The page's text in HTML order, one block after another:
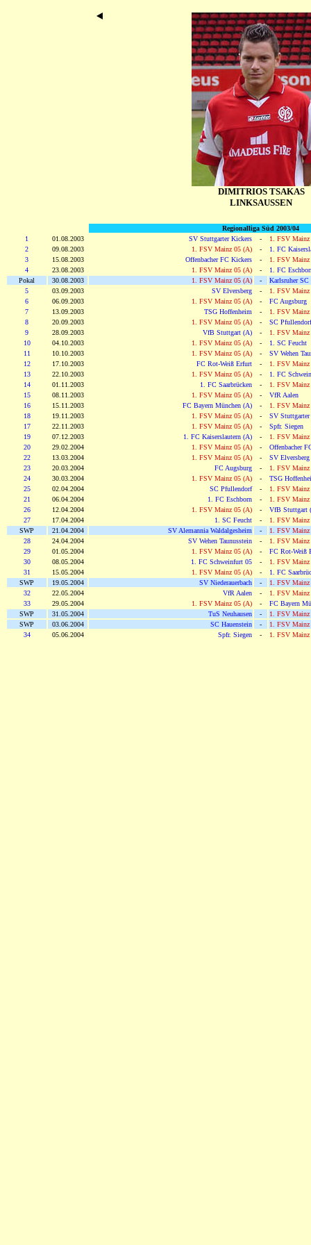
DIMITRIOS TSAKAS
LINKSAUSSEN
Regionalliga Süd 2003/04
1
01.08.2003 SV Stuttgarter Kickers -
1. FSV
2
09.08.2003 1. FSV Mainz 05 (A) -
1. FC
3
15.08.2003 Offenbacher FC Kickers -
1. FSV
4
23.08.2003 1. FSV Mainz 05 (A) -
1. FC
Pokal
30.08.2003 1. FSV Mainz 05 (A) -
Karlsruher SC
5
03.09.2003 SV Elversberg -
1. FSV
6
06.09.2003 1. FSV Mainz 05 (A) -
FC Augsburg
7
13.09.2003 TSG Hoffenheim -
1. FSV
8
20.09.2003 1. FSV Mainz 05 (A) -
SC Pfullendorf
9
28.09.2003 VfB Stuttgart (A) -
1. FSV
10
04.10.2003 1. FSV Mainz 05 (A) -
1. SC Feucht
11
10.10.2003 1. FSV Mainz 05 (A) -
SV Wehen
12
17.10.2003 FC Rot-Weiß Erfurt -
1. FSV
13
22.10.2003 1. FSV Mainz 05 (A) -
1. FC
14
01.11.2003 1. FC Saarbrücken -
1. FSV
15
08.11.2003 1. FSV Mainz 05 (A) -
VfR Aalen
16
15.11.2003 FC Bayern München (A) -
1. FSV
18
19.11.2003 1. FSV Mainz 05 (A) -
SV
17
22.11.2003 1. FSV Mainz 05 (A) -
Spfr. Siegen
19
07.12.2003 1. FC Kaiserslautern (A) -
1. FSV
20
29.02.2004 1. FSV Mainz 05 (A) -
Offenbacher
22
13.03.2004 1. FSV Mainz 05 (A) -
SV Elversberg
23
20.03.2004 FC Augsburg -
1. FSV
24
30.03.2004 1. FSV Mainz 05 (A) -
TSG
25
02.04.2004 SC Pfullendorf -
1. FSV
21
06.04.2004 1. FC Eschborn -
1. FSV
26
12.04.2004 1. FSV Mainz 05 (A) -
VfB Stuttgart
27
17.04.2004 1. SC Feucht -
1. FSV
SWP
21.04.2004 SV Alemannia Waldalgesheim -
1. FSV
28
24.04.2004 SV Wehen Taunusstein -
1. FSV
29
01.05.2004 1. FSV Mainz 05 (A) -
FC Rot-Weiß
30
08.05.2004 1. FC Schweinfurt 05 -
1. FSV
31
15.05.2004 1. FSV Mainz 05 (A) -
1. FC
SWP
19.05.2004 SV Niederauerbach -
1. FSV
32
22.05.2004 VfR Aalen -
1. FSV
33
29.05.2004 1. FSV Mainz 05 (A) -
FC Bayern
SWP
31.05.2004 TuS Neuhausen -
1. FSV
SWP
03.06.2004 SC Hauenstein -
1. FSV
34
05.06.2004 Spfr. Siegen - 1. FSV